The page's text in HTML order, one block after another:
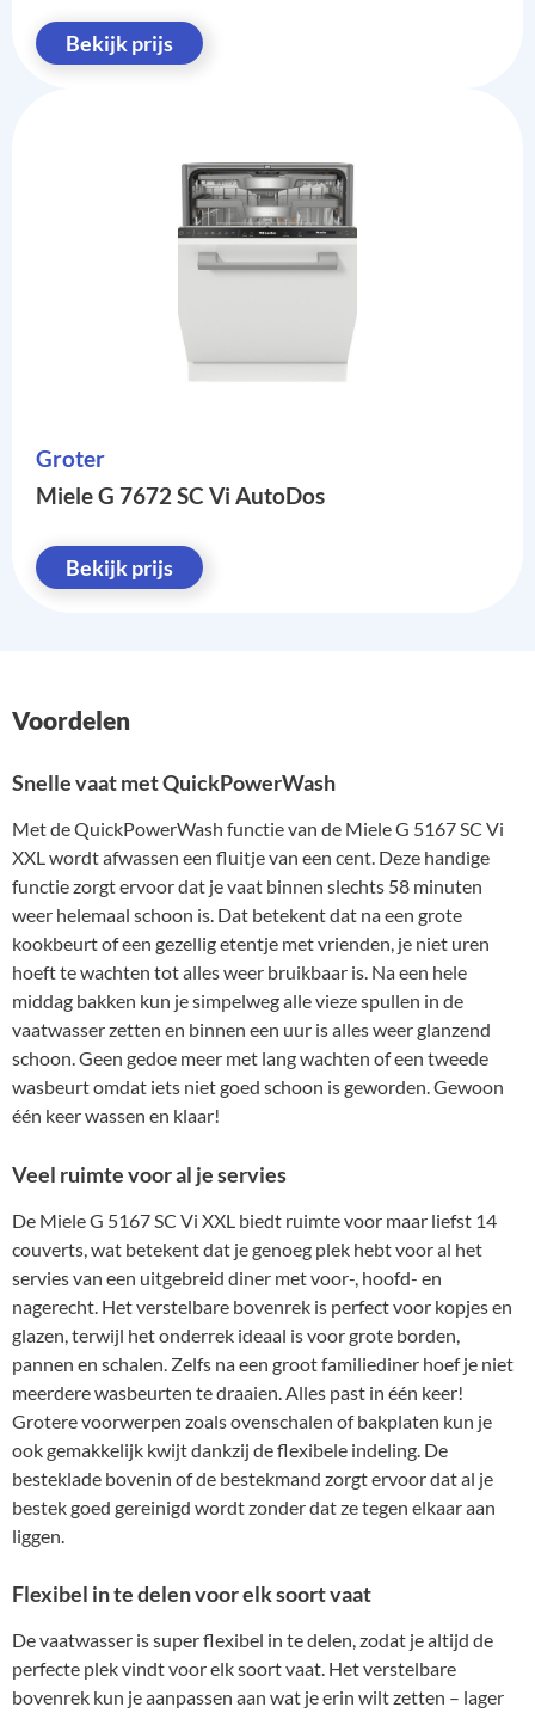
Bekijk prijs
Groter
Miele G 7672 SC Vi AutoDos
Bekijk prijs
Voordelen
Snelle vaat met QuickPowerWash
Met de QuickPowerWash functie van de Miele G 5167 SC Vi
XXL wordt afwassen een fluitje van een cent. Deze handige
functie zorgt ervoor dat je vaat binnen slechts 58 minuten
weer helemaal schoon is. Dat betekent dat na een grote
kookbeurt of een gezellig etentje met vrienden, je niet uren
hoeft te wachten tot alles weer bruikbaar is. Na een hele
middag bakken kun je simpelweg alle vieze spullen in de
vaatwasser zetten en binnen een uur is alles weer glanzend
schoon. Geen gedoe meer met lang wachten of een tweede
wasbeurt omdat iets niet goed schoon is geworden. Gewoon
één keer wassen en klaar!
Veel ruimte voor al je servies
De Miele G 5167 SC Vi XXL biedt ruimte voor maar liefst 14
couverts, wat betekent dat je genoeg plek hebt voor al het
servies van een uitgebreid diner met voor-, hoofd- en
nagerecht. Het verstelbare bovenrek is perfect voor kopjes en
glazen, terwijl het onderrek ideaal is voor grote borden,
pannen en schalen. Zelfs na een groot familiediner hoef je niet
meerdere wasbeurten te draaien. Alles past in één keer!
Grotere voorwerpen zoals ovenschalen of bakplaten kun je
ook gemakkelijk kwijt dankzij de flexibele indeling. De
besteklade bovenin of de bestekmand zorgt ervoor dat al je
bestek goed gereinigd wordt zonder dat ze tegen elkaar aan
liggen.
Flexibel in te delen voor elk soort vaat
De vaatwasser is super flexibel in te delen, zodat je altijd de
perfecte plek vindt voor elk soort vaat. Het verstelbare
bovenrek kun je aanpassen aan wat je erin wilt zetten – lager